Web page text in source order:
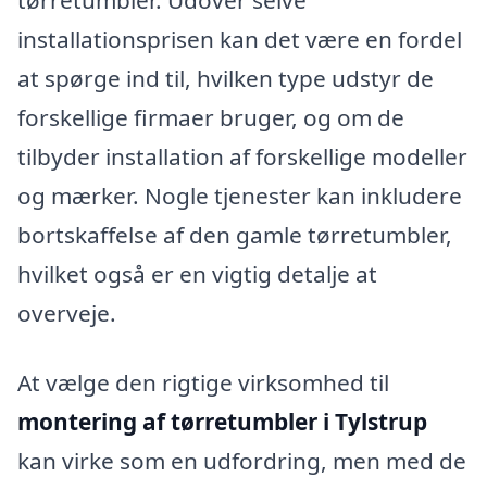
installationsprisen kan det være en fordel
at spørge ind til, hvilken type udstyr de
forskellige firmaer bruger, og om de
tilbyder installation af forskellige modeller
og mærker. Nogle tjenester kan inkludere
bortskaffelse af den gamle tørretumbler,
hvilket også er en vigtig detalje at
overveje.
At vælge den rigtige virksomhed til
montering af tørretumbler i Tylstrup
kan virke som en udfordring, men med de